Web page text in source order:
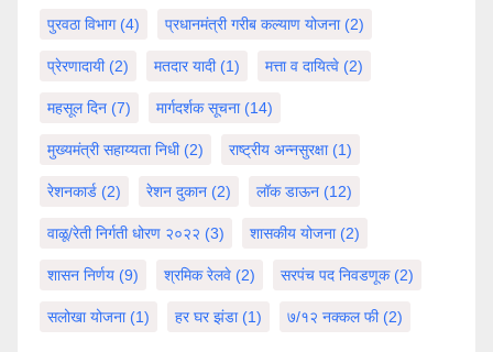
पुरवठा विभाग(4) प्रधानमंत्री गरीब कल्याण योजना(2)
प्रेरणादायी(2) मतदार यादी(1) मत्ता व दायित्वे (2)
महसूल दिन (7) मार्गदर्शक सूचना(14)
मुख्यमंत्री सहाय्यता निधी(2) राष्ट्रीय अन्नसुरक्षा(1)
रेशनकार्ड (2) रेशन दुकान (2) लॉक डाऊन (12)
वाळू/रेती निर्गती धोरण २०२२ (3) शासकीय योजना(2)
शासन निर्णय (9) श्रमिक रेलवे (2) सरपंच पद निवडणूक(2)
सलोखा योजना(1) हर घर झंडा(1) ७/१२ नक्कल फी(2)